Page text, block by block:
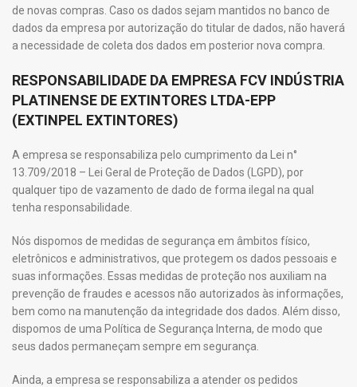
de novas compras. Caso os dados sejam mantidos no banco de
dados da empresa por autorização do titular de dados, não haverá
a necessidade de coleta dos dados em posterior nova compra.
RESPONSABILIDADE DA EMPRESA FCV INDÚSTRIA
PLATINENSE DE EXTINTORES LTDA-EPP
(EXTINPEL EXTINTORES)
A empresa se responsabiliza pelo cumprimento da Lei n°
13.709/2018 – Lei Geral de Proteção de Dados (LGPD), por
qualquer tipo de vazamento de dado de forma ilegal na qual
tenha responsabilidade.
Nós dispomos de medidas de segurança em âmbitos físico,
eletrônicos e administrativos, que protegem os dados pessoais e
suas informações. Essas medidas de proteção nos auxiliam na
prevenção de fraudes e acessos não autorizados às informações,
bem como na manutenção da integridade dos dados. Além disso,
dispomos de uma Política de Segurança Interna, de modo que
seus dados permaneçam sempre em segurança.
Ainda, a empresa se responsabiliza a atender os pedidos